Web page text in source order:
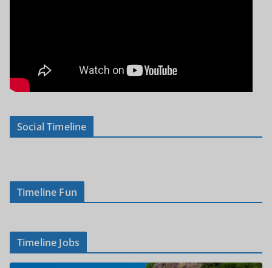
Social Timeline
Timeline Fun
Timeline Jobs